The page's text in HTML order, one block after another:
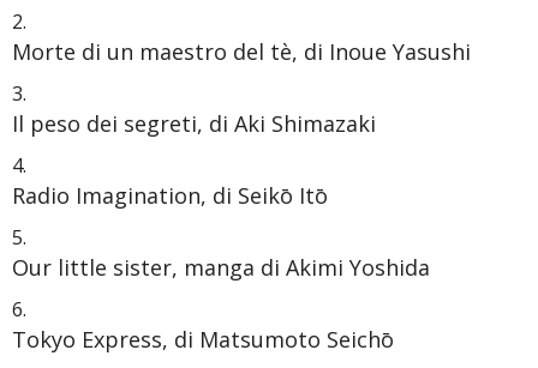
Morte di un maestro del tè, di Inoue Yasushi
Il peso dei segreti, di Aki Shimazaki
Radio Imagination, di Seikō Itō
Our little sister, manga di Akimi Yoshida
Tokyo Express, di Matsumoto Seichō